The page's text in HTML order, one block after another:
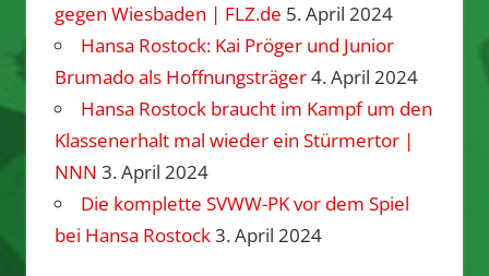
gegen Wiesbaden | FLZ.de 5. April 2024
Hansa Rostock: Kai Pröger und Junior
Brumado als Hoffnungsträger4. April 2024
Hansa Rostock braucht im Kampf um den
Klassenerhalt mal wieder ein Stürmertor |
NNN 3. April 2024
Die komplette SVWW-PK vor dem Spiel
bei Hansa Rostock3. April 2024